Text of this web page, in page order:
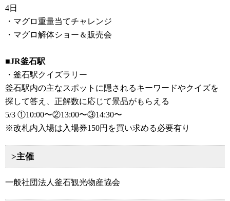
4日
・マグロ重量当てチャレンジ
・マグロ解体ショー＆販売会
■JR釜石駅
・釜石駅クイズラリー
釜石駅内の主なスポットに隠されるキーワードやクイズを
探して答え、正解数に応じて景品がもらえる
5/3 ①10:00〜②13:00〜③14:30〜
※改札内入場は入場券150円を買い求める必要有り
>主催
一般社団法人釜石観光物産協会